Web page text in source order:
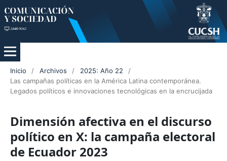
Inicio / Archivos / 2025: Año 22
/
Las campañas políticas en la América Latina contemporánea.
Legados políticos e innovaciones tecnológicas en la encrucijada
Dimensión afectiva en el discurso
político en X: la campaña electoral
de Ecuador 2023